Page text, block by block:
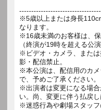
※5歳以上または身長
なります。
※16歳未満のお客様は、
（終演が19時を超える公演
※ビデオ・カメラ、また
影・配信禁止。
※本公演は、配信用のカ
で、予めご了承ください。
※出演者は変更になる場
い。尚、変更に伴う払戻し
※迷惑行為や劇場スタッ